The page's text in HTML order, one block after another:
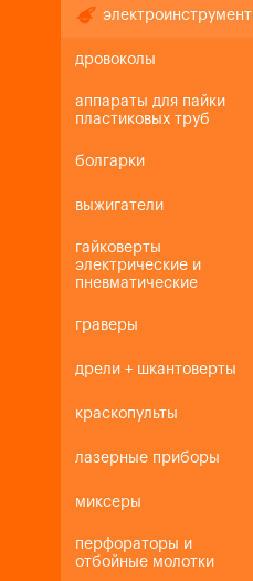
электроинструмент
дровоколы
аппараты для пайки
пластиковых труб
болгарки
выжигатели
гайковерты
электрические и
пневматические
граверы
дрели + шкантоверты
краскопульты
лазерные приборы
миксеры
перфораторы и
отбойные молотки